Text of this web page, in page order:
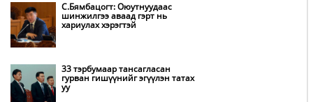
НИТХ-ын төлөөлөгчид COP17
Монгол Улс “COP17”-д “Тал
С.Бямбацогт: Оюутнуудаас
шинжилгээ аваад гэрт нь
хариулах хэрэгтэй
33 тэрбумаар тансагласан
гурван гишүүнийг эгүүлэн татах
уу